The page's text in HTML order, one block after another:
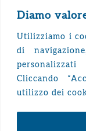
Diamo
Utilizziamo i
di
Cliccando
utilizzo dei
Privacy Policy